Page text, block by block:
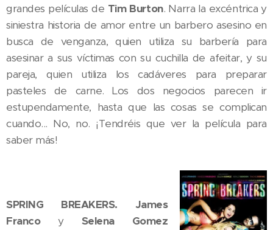
grandes películas de Tim Burton. Narra la excéntrica y
siniestra historia de amor entre un barbero asesino en
busca de venganza, quien utiliza su barbería para
asesinar a sus víctimas con su cuchilla de afeitar, y su
pareja, quien utiliza los cadáveres para preparar
pasteles de carne. Los dos negocios parecen ir
estupendamente, hasta que las cosas se complican
cuando... No, no. ¡Tendréis que ver la película para
saber más!
SPRING BREAKERS.
James
Francoy Selena Gomez